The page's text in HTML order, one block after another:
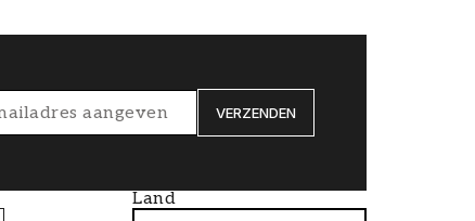
VERZENDEN
Land